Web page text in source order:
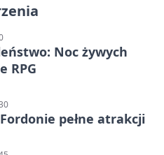
Noc żywych
RPG
pełne atrakcji